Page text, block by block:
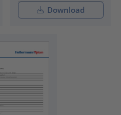
Download